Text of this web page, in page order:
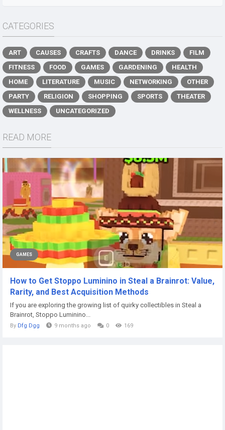
CATEGORIES
ART CAUSES CRAFTS DANCE DRINKS
FILM
FITNESS
FOOD GAMES GARDENING
HEALTH
HOME
LITERATURE MUSIC NETWORKING
OTHER
PARTY
RELIGION SHOPPING SPORTS
THEATER
WELLNESS
UNCATEGORIZED
READ MORE
GAMES
How to Get Stoppo Luminino in Steal a Brainrot: Value,
Rarity, and Best Acquisition Methods
If you are exploring the growing list of quirky collectibles in Steal a
Brainrot, Stoppo Luminino...
By Dfg Dgg 9 months ago 0 169